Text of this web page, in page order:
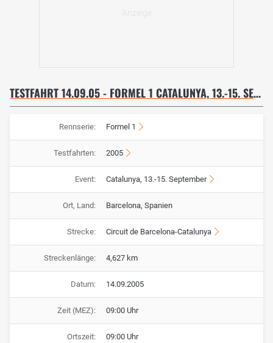
TESTFAHRT 14.09.05 - FORMEL 1 CATALUNYA, 13.-15. SEPTEMBER
Rennserie: Formel 1
Testfahrten: 2005
Event: Catalunya, 13.-15. September
Ort, Land: Barcelona, Spanien
Strecke: Circuit de Barcelona-Catalunya
Streckenlänge: 4,627 km
Datum: 14.09.2005
Zeit (MEZ): 09:00 Uhr
Ortszeit: 09:00 Uhr